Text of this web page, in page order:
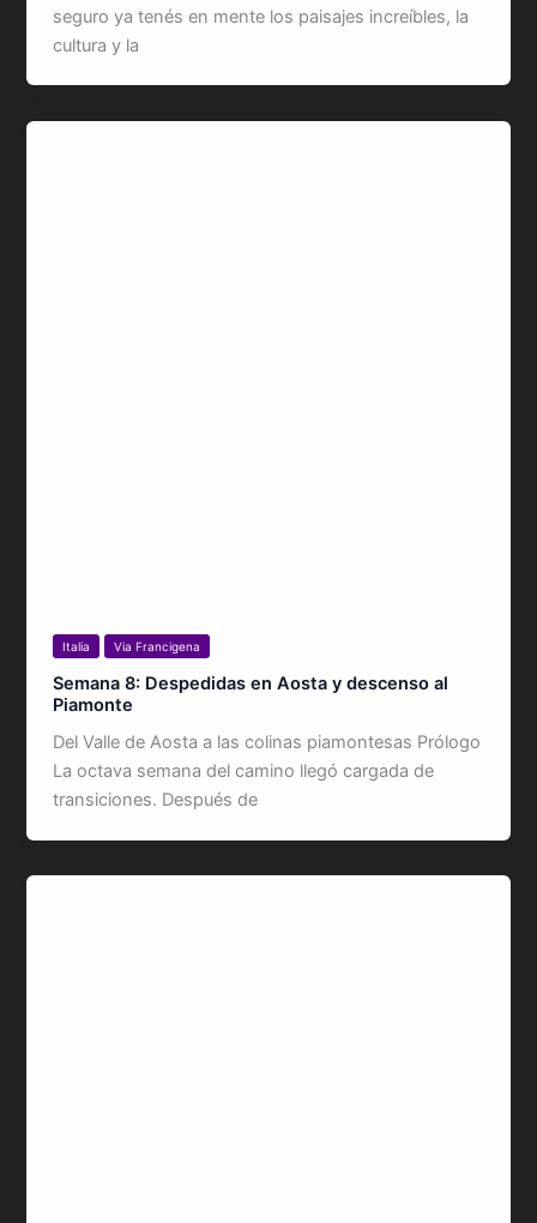
seguro ya tenés en mente los paisajes increíbles, la
cultura y la
Italia Via Francigena
Semana 8: Despedidas en Aosta y descenso al
Piamonte
Del Valle de Aosta a las colinas piamontesas Prólogo
La octava semana del camino llegó cargada de
transiciones. Después de